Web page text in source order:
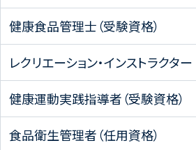
健康食品管理士（受験資格）
レクリエーション・インストラクター
健康運動実践指導者（受験資格）
食品衛生管理者（任用資格）